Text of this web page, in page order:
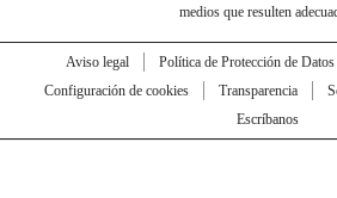
medios que resulten
Aviso legal Política de Protección de Datos
Configuración de cookies
Transparencia
Escríbanos